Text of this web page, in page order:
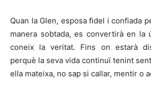
Quan la Glen, esposa fidel i confiada
manera sobtada, es convertirà en la
coneix la veritat. Fins on estarà
perquè la seva vida continuï tenint
ella mateixa, no sap si callar, mentir o